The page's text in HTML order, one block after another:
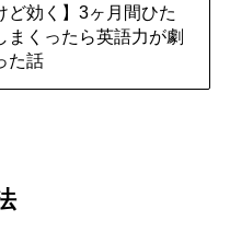
ど効く】3ヶ月間ひた
まくったら英語力が劇
た話